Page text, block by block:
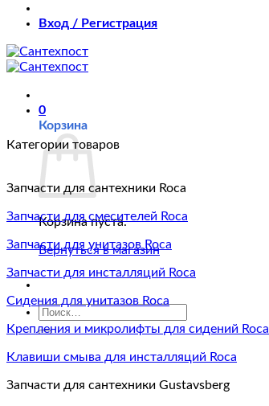
Вход / Регистрация
0
Корзина
Корзина пуста.
Вернуться в магазин
Искать:
Категории товаров
Запчасти для сантехники Roca
Запчасти для смесителей Roca
Запчасти для унитазов Roca
Запчасти для инсталляций Roca
Сидения для унитазов Roca
Крепления и микролифты для сидений Roca
Клавиши смыва для инсталляций Roca
Запчасти для сантехники Gustavsberg